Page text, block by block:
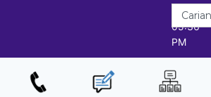
6/8/2026
05:36
PM